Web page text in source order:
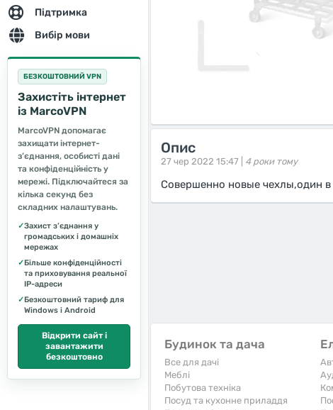
Підтримка
Вибір мови
БЕЗКОШТОВНИЙ VPN
Захистіть інтернет
із MarcoVPN
MarcoVPN допомагає
захищати інтернет-
з’єднання, особисті дані
та конфіденційність у
мережі. Підключайтеся за
кілька секунд без
складних налаштувань.
✓Захист з’єднання у
громадських і домашніх
мережах
✓Більше конфіденційності
та приховування реальної
IP-адреси
✓Безкоштовний тариф для
Windows і Android
Відкрити сайт і
завантажити
безкоштовно
Опис
27 чер 2022 15:47 | 4 роки тому
Совершенно новые чехлы,один в
Будинок та дача
Все для дачі
Меблі
Побутова техніка
Посуд та кухонне приладдя